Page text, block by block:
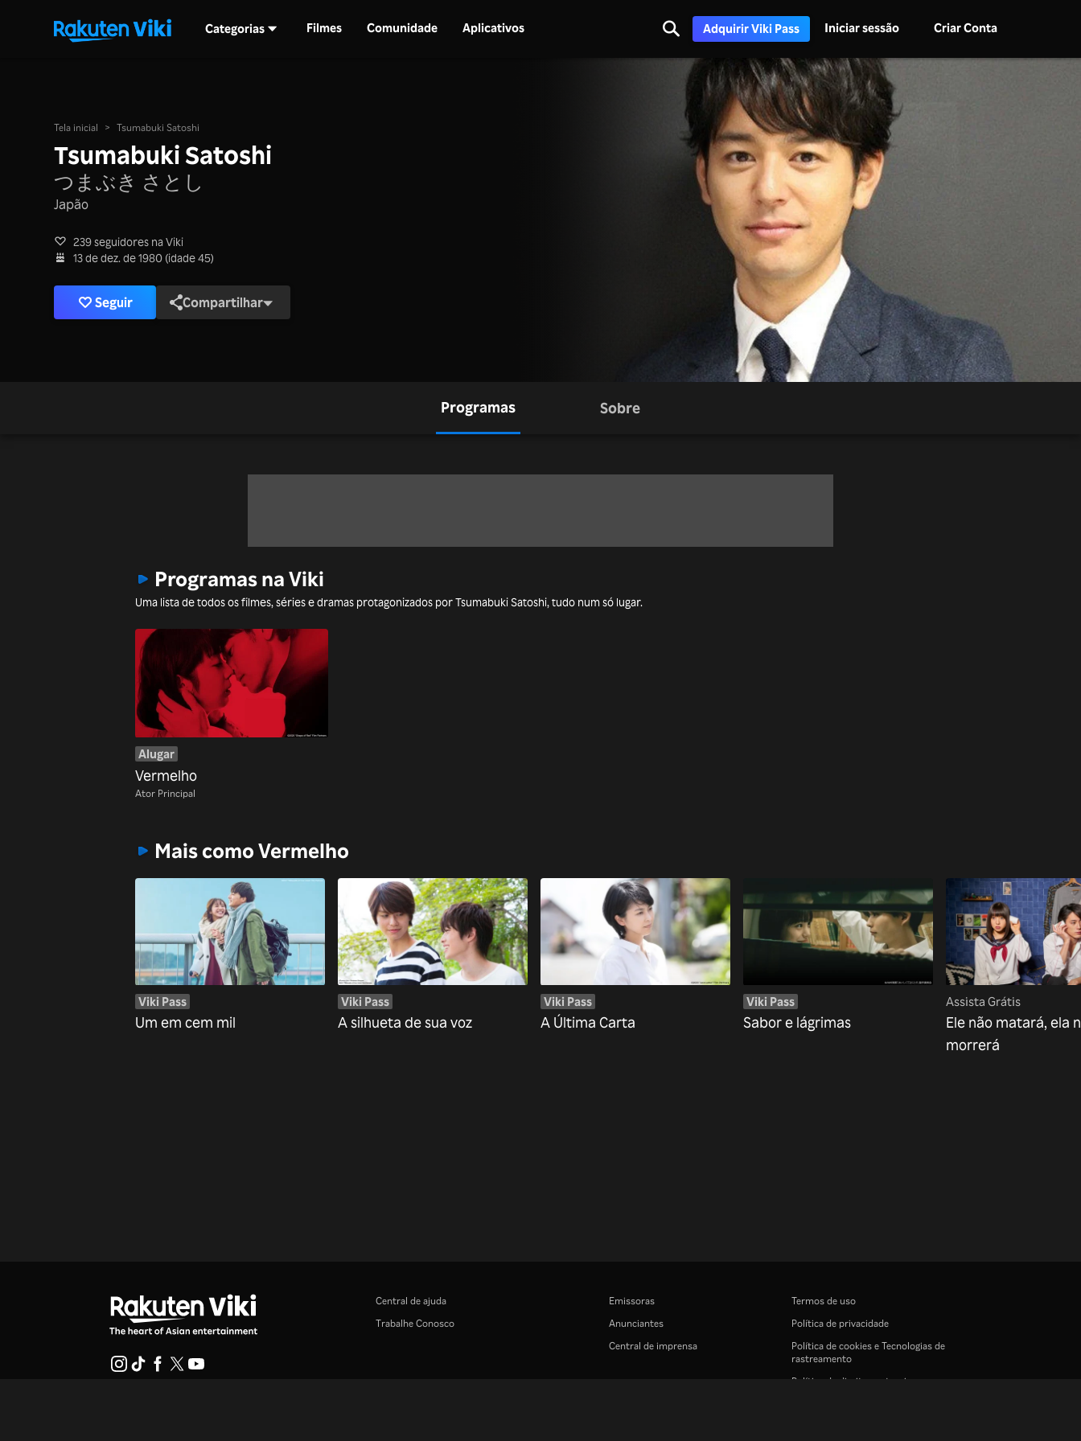
Categorias Filmes Comunidade Aplicativos Adquirir Viki Pass Iniciar sessão Criar Conta
Tela inicial > Tsumabuki Satoshi
Tsumabuki Satoshi
つまぶき さとし
Japão
239 seguidores na Viki
13 de dez. de 1980 (idade 45)
Seguir Compartilhar
Programas Sobre
Programas na Viki
Uma lista de todos os filmes, séries e dramas protagonizados por Tsumabuki Satoshi, tudo num só lugar.
Alugar
Vermelho
Ator Principal
Mais como Vermelho
Viki Pass
Um em cem mil
Viki Pass
A silhueta de sua voz
Viki Pass
A Última Carta
Viki Pass
Sabor e lágrimas
Assista Grátis
Ele não matará, ela
morrerá
Central de ajuda
Trabalhe Conosco
Emissoras
Anunciantes
Central de imprensa
Termos de uso
Política de privacidade
Política de cookies e Tecnologias de
rastreamento
Política de direitos autorais